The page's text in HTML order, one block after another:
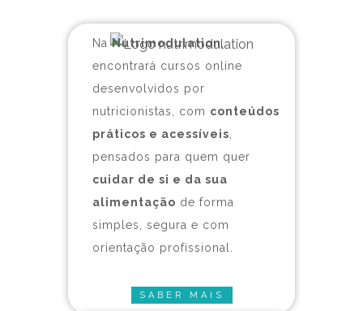
NaNutrimodulation,
encontrará cursos online
desenvolvidos por
nutricionistas, com conteúdos
práticos e acessíveis
pensados para quem quer
cuidar de si e da sua
alimentação de forma
simples, segura e com
orientação profissional.
SABER MAIS